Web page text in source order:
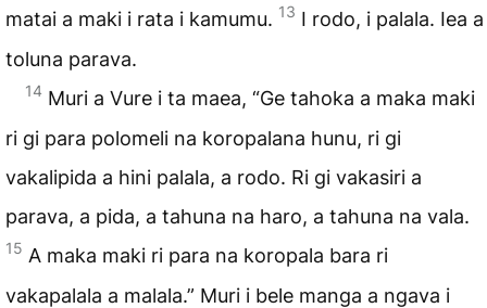
matai a maki i rata i kamumu. 13 I rodo, i palala. Iea a
toluna parava.
14 Muri a Vure i ta maea, “Ge tahoka a maka maki
ri gi para polomeli na koropalana hunu, ri gi
vakalipida a hini palala, a rodo. Ri gi vakasiri a
parava, a pida, a tahuna na haro, a tahuna na vala.
15 A maka maki ri para na koropala bara ri
vakapalala a malala.” Muri i bele manga a ngava i